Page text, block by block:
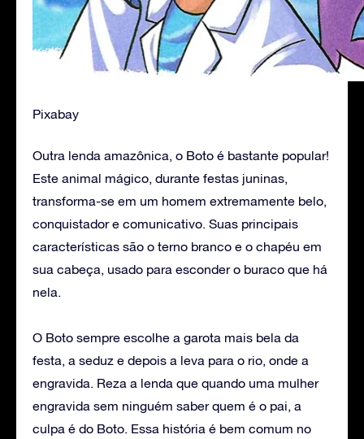
Pixabay
Outra lenda amazônica, o Boto é bastante popular!
Este animal mágico, durante festas juninas,
transforma-se em um homem extremamente belo,
conquistador e comunicativo. Suas principais
características são o terno branco e o chapéu em
sua cabeça, usado para esconder o buraco que há
nela.
O Boto sempre escolhe a garota mais bela da
festa, a seduz e depois a leva para o rio, onde a
engravida. Reza a lenda que quando uma mulher
engravida sem ninguém saber quem é o pai, a
culpa é do Boto. Essa história é bem comum no